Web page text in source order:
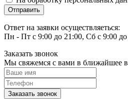
Ответ на заявки осуществляеться:
Пн - Пт с 9:00 до 21:00, Сб с 9:00
Заказать звонок
Мы свяжемся с вами в ближайшее